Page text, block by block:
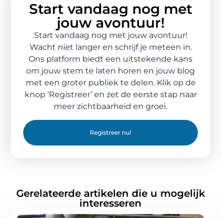
Start vandaag nog met
jouw avontuur!
Start vandaag nog met jouw avontuur!
Wacht niet langer en schrijf je meteen in.
Ons platform biedt een uitstekende kans
om jouw stem te laten horen en jouw blog
met een groter publiek te delen. Klik op de
knop ‘Registreer’ en zet de eerste stap naar
meer zichtbaarheid en groei.
Registreer nu!
Gerelateerde artikelen die u mogelijk
interesseren